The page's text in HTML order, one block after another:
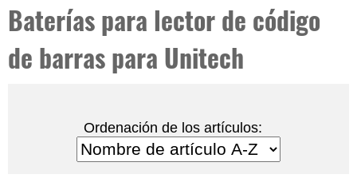
Baterías para lector de código
de barras para Unitech
Ordenación de los artículos: